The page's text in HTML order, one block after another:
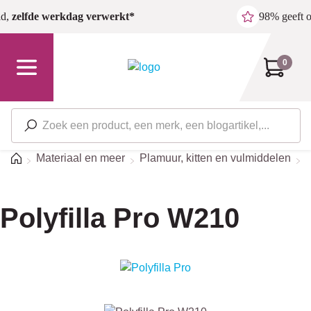
Ga naar de hoofdinhoud
zelfde werkdag verwerkt* 98% geeft
0
HomeMateriaal en meer Plamuur, kitten en vulmiddelen
Polyfilla Pro W210